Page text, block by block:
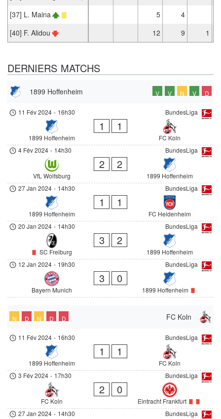
[37] L. Maina
5
4
[40] F. Alidou
12 9 1
DERNIERS MATCHS
1899 Hoffenheim V V N V D
BundesLiga
11 Fév 2024 - 16h30
1899 Hoffenheim
1 1
FC Koln
BundesLiga
4 Fév 2024 - 14h30
VfL Wolfsburg
2 2
1899 Hoffenheim
BundesLiga
27 Jan 2024 - 14h30
1899 Hoffenheim
1 1
FC Heidenheim
BundesLiga
20 Jan 2024 - 14h30
SC Freiburg
3 2
1899 Hoffenheim
BundesLiga
12 Jan 2024 - 19h30
Bayern Munich
3 0
1899 Hoffenheim
FC Koln
N D N D D
BundesLiga
11 Fév 2024 - 16h30
1899 Hoffenheim
1 1
FC Koln
BundesLiga
3 Fév 2024 - 17h30
FC Koln
2 0
Eintracht Frankfurt
BundesLiga
27 Jan 2024 - 14h30